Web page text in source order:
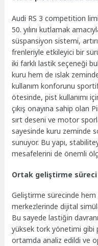
Audi RS 3 competition
50. yılını kutlamak
süspansiyon sistemi,
frenleriyle etkileyici bir
iki farklı lastik seçeneği
kuru hem de ıslak
kullanım konforunu
ötesinde, pist kullanımı
çıkış onayına sahip
sırt deseni ve motor
sayesinde kuru zeminde
sunuyor. Bu yapı,
mesafelerini de önemli
Ortak geliştirme
Geliştirme sürecinde hem
merkezlerinde dijital
Bu sayede lastiğin
yüksek tork yönetimi gibi
ortamda analiz edildi ve